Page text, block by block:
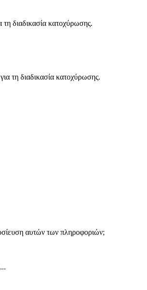
τη διαδικασία κατοχύρωσης.
τη διαδικασία κατοχύρωσης.
αυτών των πληροφοριών;